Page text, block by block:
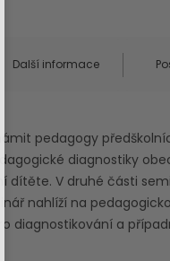
Další informace
pedagogy
diagnostiky
dítěte. V druhé části
nahlíží na
diagnostikování a